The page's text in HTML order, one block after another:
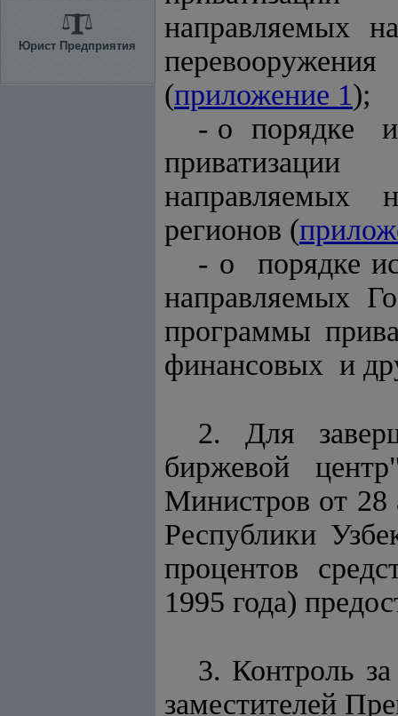
Юрист Предприятия
(приложение 1);
- о порядке
приватизации
направляемых
регионов (
- о порядке
направляемых
программы
финансовых и
2. Для
биржевой
Министров от 28
Республики
процентов
1995 года)
3. Контроль
заместителей